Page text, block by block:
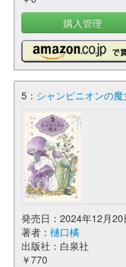
購入管理
5： シャンピニオンの
発売日：2024年12月20
著者： 樋口橘
出版社：白泉社
￥770